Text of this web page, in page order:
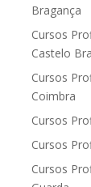
Bragança
Cursos
Castelo
Cursos
Coimbra
Cursos
Cursos
Cursos